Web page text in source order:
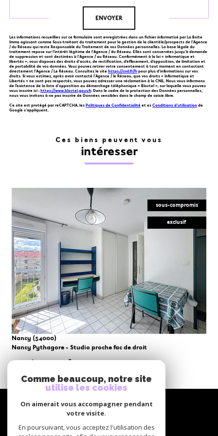
ENVOYER
Les informations recueillies sur ce formulaire sont enregistrées dans un fichier informatisé par La Boite
Immo agissant comme Sous-traitant du traitement pour la gestion de la clientèle/prospects de l'Agence
/ du Réseau qui reste Responsable du Traitement de vos Données personnelles. La base légale du
traitement repose sur l'intérêt légitime de l'Agence / du Réseau. Elles sont conservées jusqu'à demande
de suppression et sont destinées à l'Agence / au Réseau. Conformément à la loi « informatique et
libertés », vous disposez des droits d’accès, de rectification, d’effacement, d’opposition, de limitation et
de portabilité de vos données. Vous pouvez retirer votre consentement à tout moment en contactant
directement l’Agence / Le Réseau. Consultez le site https://cnil.fr/frpour plus d’informations sur vos
droits. Si vous estimez, après avoir contacté l'Agence / le Réseau, que vos droits « Informatique et
Libertés » ne sont pas respectés, vous pouvez adresser une réclamation à la CNIL. Nous vous informons
de l’existence de la liste d'opposition au démarchage téléphonique « Bloctel », sur laquelle vous pouvez
vous inscrire ici : https://www.bloctel.gouv.fr. Dans le cadre de la protection des Données personnelles,
nous vous invitons à ne pas inscrire de Données sensibles dans le champ de saisie libre.
Ce site est protégé par reCAPTCHA, les Politiques de Confidentialité et es Conditions d'utilisation de
Google s'appliquent.
Ces biens peuvent vous
intéresser
sous-compromis
exclusif
VOIR LE BIEN
Nancy (54000)
Nancy Pythagore - Studio proche fac de droit
19,42 m² - 55 000 €
suivre
Comme beaucoup, notre site
utilise les cookies
On aimerait vous accompagner pendant
votre visite.
En poursuivant, vous acceptez l'utilisation des